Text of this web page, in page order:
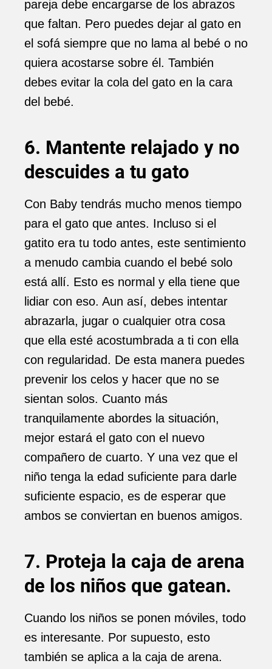
pareja debe encargarse de los abrazos
que faltan. Pero puedes dejar al gato en
el sofá siempre que no lama al bebé o no
quiera acostarse sobre él. También
debes evitar la cola del gato en la cara
del bebé.
6. Mantente relajado y no
descuides a tu gato
Con Baby tendrás mucho menos tiempo
para el gato que antes. Incluso si el
gatito era tu todo antes, este sentimiento
a menudo cambia cuando el bebé solo
está allí. Esto es normal y ella tiene que
lidiar con eso. Aun así, debes intentar
abrazarla, jugar o cualquier otra cosa
que ella esté acostumbrada a ti con ella
con regularidad. De esta manera puedes
prevenir los celos y hacer que no se
sientan solos. Cuanto más
tranquilamente abordes la situación,
mejor estará el gato con el nuevo
compañero de cuarto. Y una vez que el
niño tenga la edad suficiente para darle
suficiente espacio, es de esperar que
ambos se conviertan en buenos amigos.
7. Proteja la caja de arena
de los niños que gatean.
Cuando los niños se ponen móviles, todo
es interesante. Por supuesto, esto
también se aplica a la caja de arena.